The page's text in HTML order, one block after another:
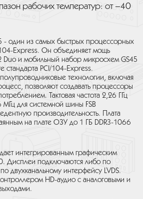
рабочих температур: от –40
- один из самых быстрых процессорных
Express. Он объединяет мощь
Duo и мобильный набор микросхем GS45
стандарта PCI/104-Express.
технологии, включая
позволяют создавать процессоры
Тактовая частота 2,26 ГГц
для системной шины FSB
производительность. Плата
на плате ОЗУ до 1 ГБ DDR3-1066
интегрированным графическим
Дисплеи подключаются либо по
двухканальному интерфейсу LVDS.
HD-аудио с аналоговыми и